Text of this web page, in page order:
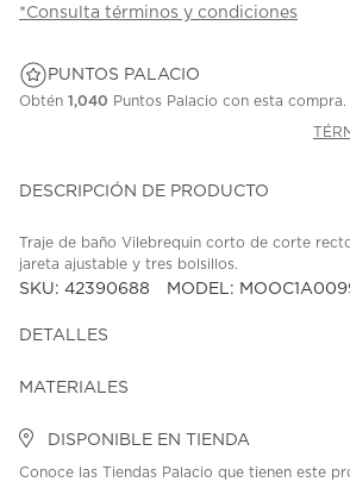
*Consulta términos y condiciones
PUNTOS PALACIO
Obtén 1,040 Puntos Palacio con esta compra.
DESCRIPCIÓN DE PRODUCTO
Traje de baño Vilebrequin corto de corte
jareta ajustable y tres bolsillos.
SKU: 42390688 MODEL:
DETALLES
MATERIALES
DISPONIBLE EN TIENDA
Conoce las Tiendas Palacio que tienen este